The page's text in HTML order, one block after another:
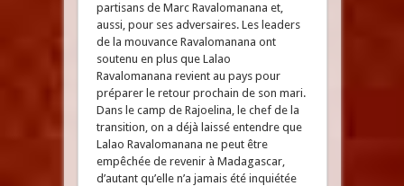
partisans de Marc Ravalomanana et,
aussi, pour ses adversaires. Les leaders
de la mouvance Ravalomanana ont
soutenu en plus que Lalao
Ravalomanana revient au pays pour
préparer le retour prochain de son mari.
Dans le camp de Rajoelina, le chef de la
transition, on a déjà laissé entendre que
Lalao Ravalomanana ne peut être
empêchée de revenir à Madagascar,
d’autant qu’elle n’a jamais été inquiétée